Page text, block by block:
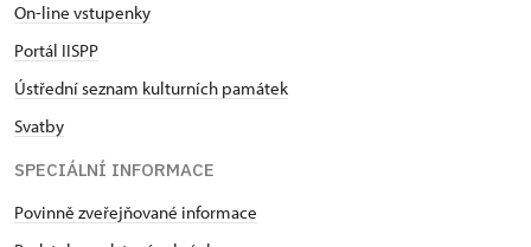
On-line vstupenky
Portál IISPP
Ústřední seznam kulturních památek
Svatby
SPECIÁLNÍ INFORMACE
Povinně zveřejňované informace